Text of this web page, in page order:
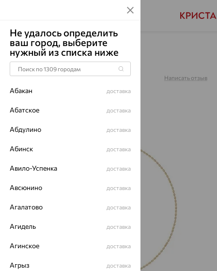
Главная Каталог Браслеты декоративные
Браслет, золото, 051552
Артикул:051552 Написать отзыв
Не удалось определить
ваш город, выберите
нужный из списка ниже
Абакан доставка
Абатское доставка
Абдулино доставка
Абинск доставка
Авило-Успенка доставка
Авсюнино доставка
Агалатово доставка
Агидель доставка
Агинское доставка
Агрыз доставка